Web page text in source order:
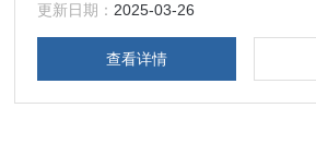
析糖的硅胶氨基柱比较，即使使用梯度洗
题4：可兼容使用在梯度洗脱条件下的
更新日期： 2025-03-26
查看详情